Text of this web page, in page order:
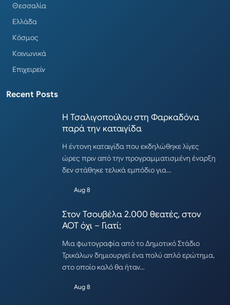
Θεσσαλία
Ελλάδα
Κόσμος
Κοινωνικά
Επιχειρείν
Recent Posts
Η Τσαλιγοπούλου στη Φαρκαδόνα
παρά την καταιγίδα
Η έντονη καταιγίδα που εκδηλώθηκε λίγες
ώρες πριν από την προγραμματισμένη έναρξη
δεν στάθηκε τελικά εμπόδιο για…
Aug 8
Στον Τσουβέλα 2.000 θεατές, στον
ΑΟΤ όχι – Γιατί;
Μια φωτογραφία από το Δημοτικό Στάδιο
Τρικάλων δημιουργεί ένα πολύ απλό ερώτημα,
στο οποίο καλό θα ήταν…
Aug 8